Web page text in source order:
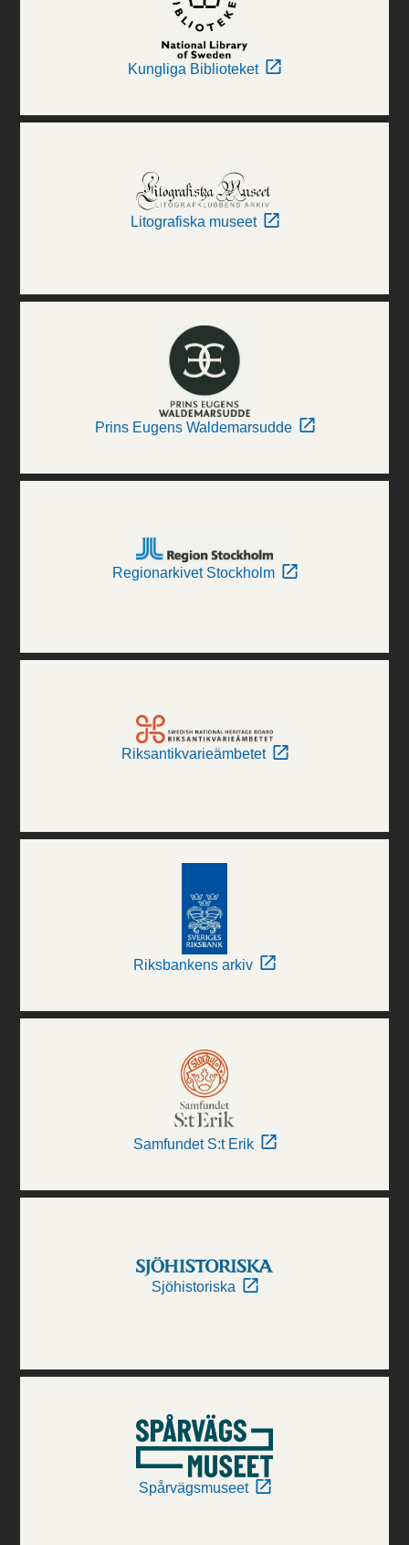
Kungliga Biblioteket
Litografiska museet
Prins Eugens Waldemarsudde
Regionarkivet Stockholm
Riksantikvarieämbetet
Riksbankens arkiv
Samfundet S:t Erik
Sjöhistoriska
Spårvägsmuseet